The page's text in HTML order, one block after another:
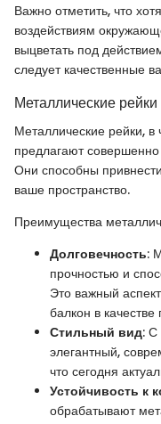
Важно отметить, что
воздействиям
выцветать под
следует качественные
Металлические рейки
Металлические рейки,
предлагают
Они способны
ваше пространство.
Преимущества
Долговечность:
прочностью и
Это важный
балкон в
Стильный вид: С
элегантный,
что сегодня
Устойчивость к
обрабатывают